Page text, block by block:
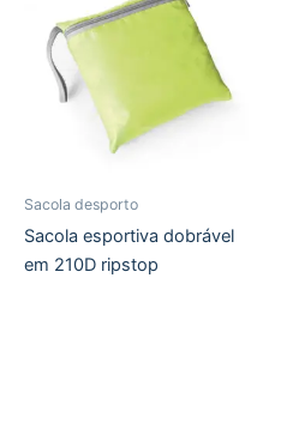
Sacola desporto
Sacola esportiva dobrável
em 210D ripstop